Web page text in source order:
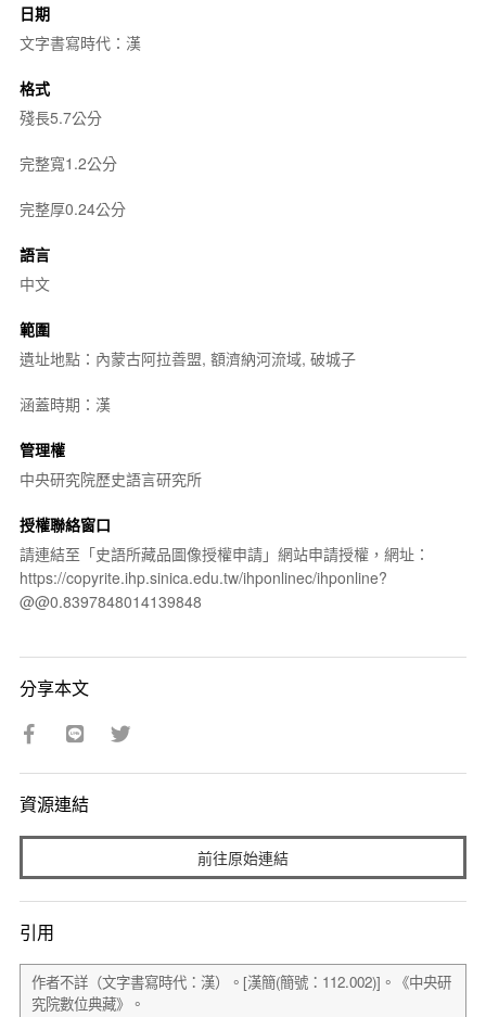
日期
文字書寫時代：漢
格式
殘長5.7公分
完整寬1.2公分
完整厚0.24公分
語言
中文
範圍
遺址地點：內蒙古阿拉善盟, 額濟納河流域, 破城子
涵蓋時期：漢
管理權
中央研究院歷史語言研究所
授權聯絡窗口
請連結至「史語所藏品圖像授權申請」網站申請授權，網址：
https://copyrite.ihp.sinica.edu.tw/ihponlinec/ihponline?
@@0.8397848014139848
分享本文
資源連結
前往原始連結
引用